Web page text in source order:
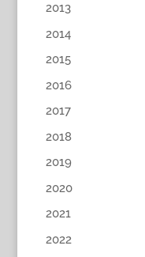
2013
2014
2015
2016
2017
2018
2019
2020
2021
2022